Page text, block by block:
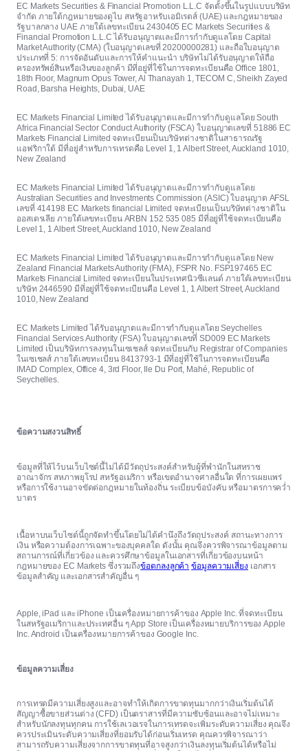
EC Markets Securities & Financial Promotion L.L.C จัดตั้งขึ้นในรูปแบบบริษัท
จำกัด ภายใต้กฎหมายของดูไบ สหรัฐอาหรับเอมิเรตส์ (UAE) และกฎหมายของ
รัฐบาลกลาง UAE ภายใต้เลขทะเบียน 2430405 EC Markets Securities &
Financial Promotion L.L.C ได้รับอนุญาตและมีการกำกับดูแลโดย Capital
Market Authority (CMA) (ใบอนุญาตเลขที่ 20200000281) และถือใบอนุญาต
ประเภทที่ 5: การจัดอันดับและการให้คำแนะนำ บริษัทไม่ได้รับอนุญาตให้ถือ
ครองทรัพย์สินหรือเงินของลูกค้า มีที่อยู่ที่ใช้ในการจดทะเบียนคือ Office 1801,
18th Floor, Magnum Opus Tower, Al Thanayah 1, TECOM C, Sheikh Zayed
Road, Barsha Heights, Dubai, UAE
EC Markets Financial Limited ได้รับอนุญาตและมีการกำกับดูแลโดย South
Africa Financial Sector Conduct Authority (FSCA) ใบอนุญาตเลขที่ 51886 EC
Markets Financial Limited จดทะเบียนเป็นบริษัทต่างชาติในสาธารณรัฐ
แอฟริกาใต้ มีที่อยู่สำหรับการเทรดคือ Level 1, 1 Albert Street, Auckland 1010,
New Zealand
EC Markets Financial Limited ได้รับอนุญาตและมีการกำกับดูแลโดย
Australian Securities and Investments Commission (ASIC) ใบอนุญาต AFSL
เลขที่ 414198 EC Markets financial Limited จดทะเบียนเป็นบริษัทต่างชาติใน
ออสเตรเลีย ภายใต้เลขทะเบียน ARBN 152 535 085 มีที่อยู่ที่ใช้จดทะเบียนคือ
Level 1, 1 Albert Street, Auckland 1010, New Zealand
EC Markets Financial Limited ได้รับอนุญาตและมีการกำกับดูแลโดย New
Zealand Financial Markets Authority (FMA), FSPR No. FSP197465 EC
Markets Financial Limited จดทะเบียนในประเทศนิวซีแลนด์ ภายใต้เลขทะเบียน
บริษัท 2446590 มีที่อยู่ที่ใช้จดทะเบียนคือ Level 1, 1 Albert Street, Auckland
1010, New Zealand
EC Markets Limited ได้รับอนุญาตและมีการกำกับดูแลโดย Seychelles
Financial Services Authority (FSA) ใบอนุญาตเลขที่ SD009 EC Markets
Limited เป็นบริษัทการลงทุนในเซเชลส์ จดทะเบียนกับ Registrar of Companies
ในเซเชลส์ ภายใต้เลขทะเบียน 8413793-1 มีที่อยู่ที่ใช้ในการจดทะเบียนคือ
IMAD Complex, Office 4, 3rd Floor, Ile Du Port, Mahé, Republic of
Seychelles.
ข้อความสงวนสิทธิ์
ข้อมูลที่ให้ไว้บนเว็บไซต์นี้ไม่ได้มีวัตถุประสงค์สำหรับผู้ที่พำนักในสหราช
อาณาจักร สหภาพยุโรป สหรัฐอเมริกา หรือเขตอำนาจศาลอื่นใด ที่การเผยแพร่
หรือการใช้งานอาจขัดต่อกฎหมายในท้องถิ่น ระเบียบข้อบังคับ หรือมาตรการคว่ำ
บาตร
เนื้อหาบนเว็บไซต์นี้ถูกจัดทำขึ้นโดยไม่ได้คำนึงถึงวัตถุประสงค์ สถานะทางการ
เงิน หรือความต้องการเฉพาะของบุคคลใด ดังนั้น คุณจึงควรพิจารณาข้อมูลตาม
สถานการณ์ที่เกี่ยวข้อง และควรศึกษาข้อมูลในเอกสารที่เกี่ยวข้องบนหน้า
กฎหมายของ EC Markets ซึ่งรวมถึงข้อตกลงลูกค้า ข้อมูลความเสี่ยง เอกสาร
ข้อมูลสำคัญ และเอกสารสำคัญอื่น ๆ
Apple, iPad และ iPhone เป็นเครื่องหมายการค้าของ Apple Inc. ที่จดทะเบียน
ในสหรัฐอเมริกาและประเทศอื่น ๆ App Store เป็นเครื่องหมายบริการของ Apple
Inc. Android เป็นเครื่องหมายการค้าของ Google Inc.
ข้อมูลความเสี่ยง
การเทรดมีความเสี่ยงสูงและอาจทำให้เกิดการขาดทุนมากกว่าเงินเริ่มต้นได้
สัญญาซื้อขายส่วนต่าง (CFD) เป็นตราสารที่มีความซับซ้อนและอาจไม่เหมาะ
สำหรับนักลงทุนทุกคน การใช้เลเวอเรจในการเทรดจะเพิ่มระดับความเสี่ยง คุณจึง
ควรประเมินระดับความเสี่ยงที่ยอมรับได้ก่อนเริ่มเทรด คุณควรพิจารณาว่า
สามารถรับความเสี่ยงจากการขาดทุนที่อาจสูงกว่าเงินลงทุนเริ่มต้นได้หรือไม่